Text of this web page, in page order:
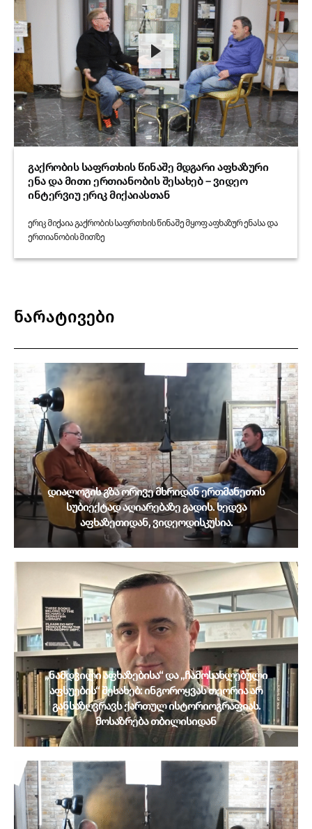
გაქრობის საფრთხის წინაშე მდგარი აფხაზური
ენა და მითი ერთიანობის შესახებ – ვიდეო
ინტერვიუ ერიკ მიქაიასთან
ერიკ მიქაია გაქრობის საფრთხის წინაშე მყოფ აფხაზურ ენასა და
ერთიანობის მითზე
ნარატივები
დიალოგის გზა ორივე მხრიდან ერთმანეთის
სუბიექტად აღიარებაზე გადის. ხედვა
აფხაზეთიდან, ვიდეოდისკუსია.
„ნამდვილი აფხაზებისა“ და „ჩამოსახლებული
აფსუების“ შესახებ: ინგოროყვას თეორია არ
განსაზღვრავს ქართულ ისტორიოგრაფიას.
მოსაზრება თბილისიდან